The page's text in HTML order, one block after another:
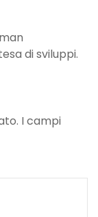
di sviluppi.
I campi